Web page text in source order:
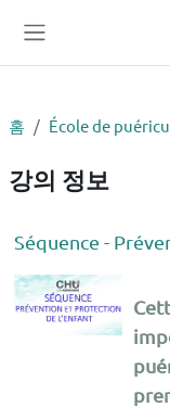
홈 École de
강의 정보
Séquence -